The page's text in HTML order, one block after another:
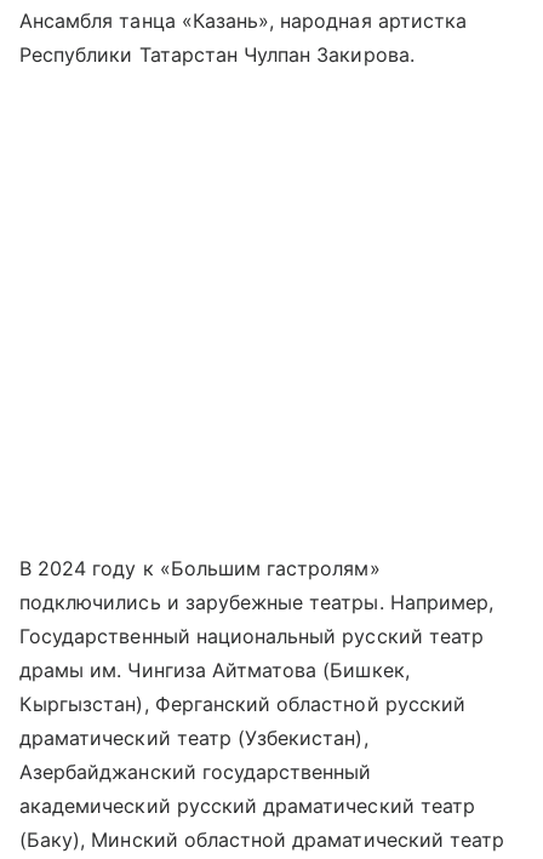
Ансамбля танца «Казань», народная артистка
Республики Татарстан Чулпан Закирова.
В 2024 году к «Большим гастролям»
подключились и зарубежные театры. Например,
Государственный национальный русский театр
драмы им. Чингиза Айтматова (Бишкек,
Кыргызстан), Ферганский областной русский
драматический театр (Узбекистан),
Азербайджанский государственный
академический русский драматический театр
(Баку), Минский областной драматический театр